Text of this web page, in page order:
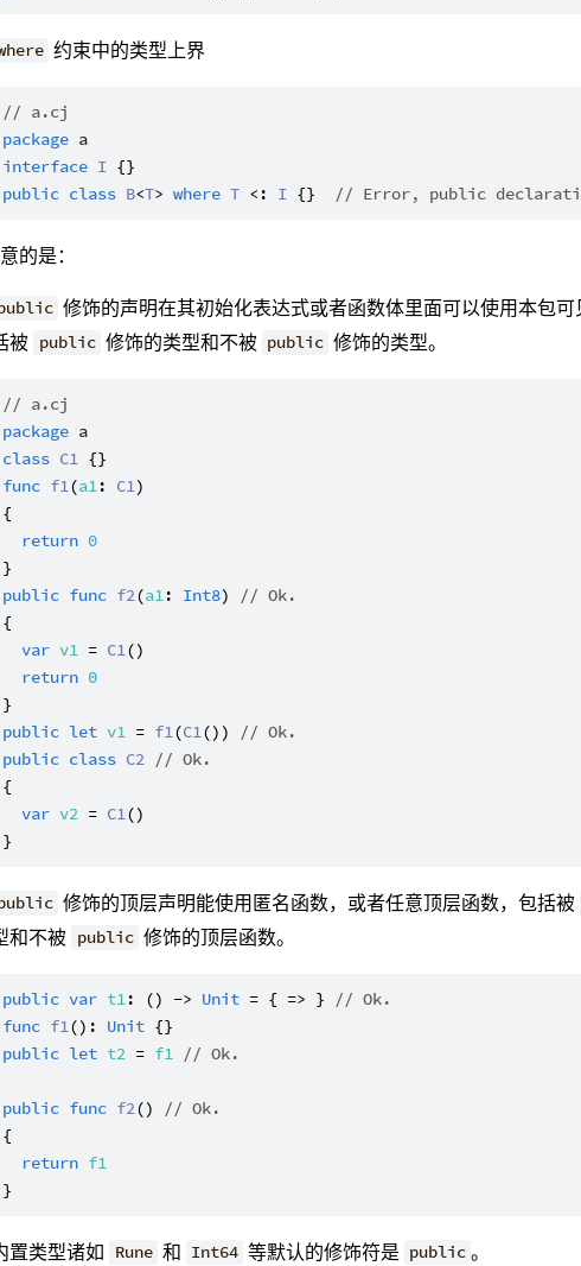
约束中的类型上界
// a.cj
package a
interface I
public class B<T> where T <: I {} // Error, public
的是：
修饰的声明在其初始化表达式或者函数体里面可以使用本包
被 public 修饰的类型和不被 public 修饰的类型。
// a.cj
package a
class C1
func f1(a1: C1)
{
return 0
public func f2(a1: Int8) // Ok.
{
var v1 = C1()
return 0
public let v1 = f1(C1()) // Ok.
public class C2 // Ok.
{
var v2 = C1()
修饰的顶层声明能使用匿名函数，或者任意顶层函数，包括被
和不被 public 修饰的顶层函数。
public var t1: () -> Unit = { => } // Ok.
func f1(): Unit
public let t2 = f1 // Ok.
public func f2() // Ok.
{
return f1
置类型诸如 Rune 和 Int64 等默认的修饰符是 public 。